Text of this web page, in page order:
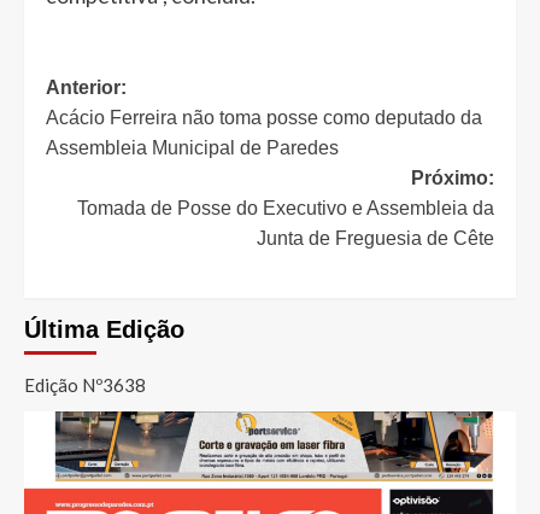
Navegação
de
Anterior:
Acácio Ferreira não toma posse como deputado da
Assembleia Municipal de Paredes
Próximo:
Tomada de Posse do Executivo e Assembleia da
Junta de Freguesia de Cête
Última Edição
Edição Nº3638